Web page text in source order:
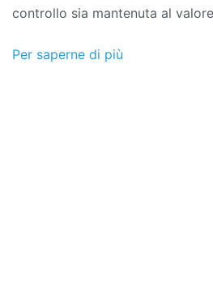
controllo sia mantenuta al
Per saperne di più